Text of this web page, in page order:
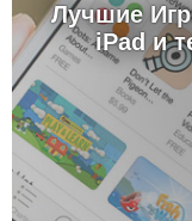
Лучшие
iPad и